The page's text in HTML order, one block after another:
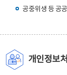
공중위생 등 공
개인정보